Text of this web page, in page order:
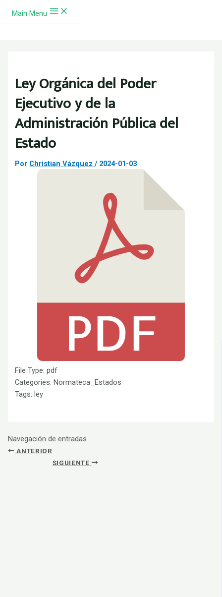
Ir al contenido
Main Menu
Ley Orgánica del Poder
Ejecutivo y de la
Administración Pública del
Estado
Por Christian Vázquez/ 2024-01-03
File Type:pdf
Categories:Normateca_Estados
Tags:ley
Navegación de entradas
ANTERIOR
SIGUIENTE